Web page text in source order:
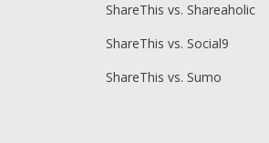
ShareThis vs. Shareaholic
ShareThis vs. Social9
ShareThis vs. Sumo